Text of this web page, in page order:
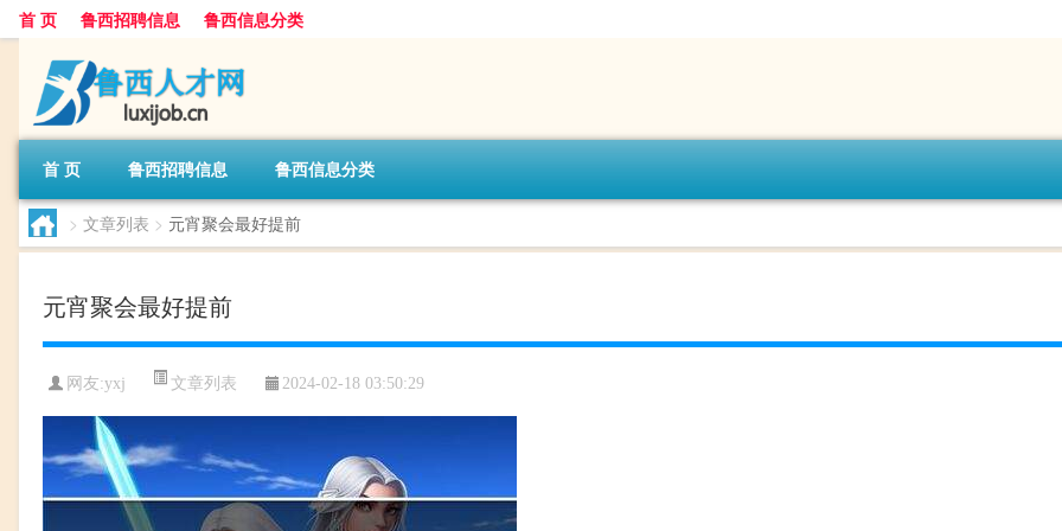
首 页 鲁西招聘信息 鲁西信息分类
首 页 鲁西招聘信息 鲁西信息分类
> 文章列表 > 元宵聚会最好提前
元宵聚会最好提前
网友:yxj 文章列表 2024-02-18 03:50:29